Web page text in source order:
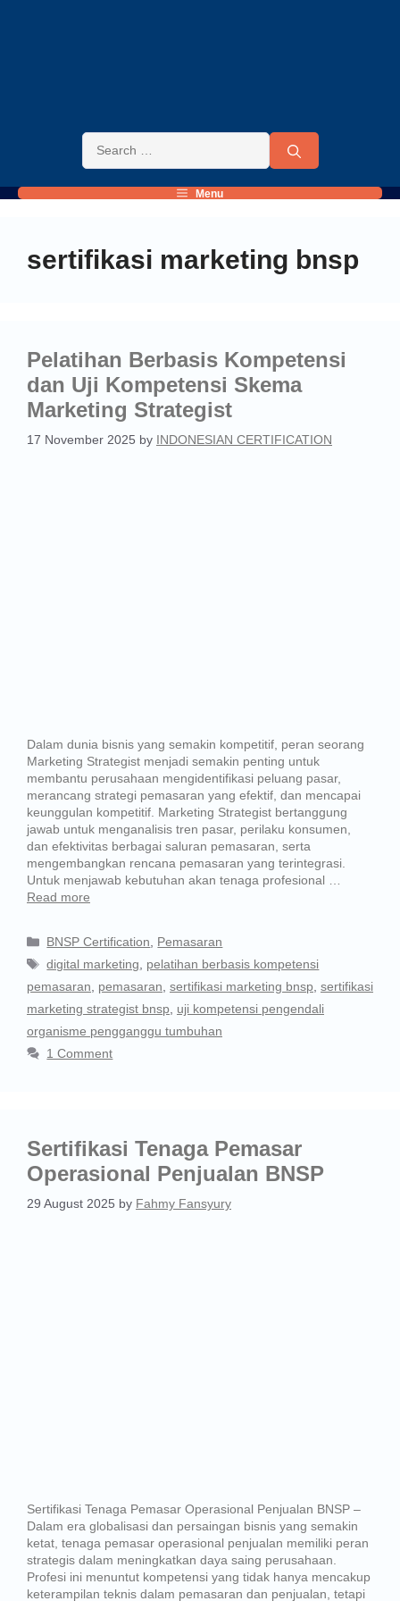
Menu
sertifikasi marketing bnsp
Pelatihan Berbasis Kompetensi
dan Uji Kompetensi Skema
Marketing Strategist
17 November 2025 by INDONESIAN CERTIFICATION
Dalam dunia bisnis yang semakin kompetitif, peran seorang
Marketing Strategist menjadi semakin penting untuk
membantu perusahaan mengidentifikasi peluang pasar,
merancang strategi pemasaran yang efektif, dan mencapai
keunggulan kompetitif. Marketing Strategist bertanggung
jawab untuk menganalisis tren pasar, perilaku konsumen,
dan efektivitas berbagai saluran pemasaran, serta
mengembangkan rencana pemasaran yang terintegrasi.
Untuk menjawab kebutuhan akan tenaga profesional …
Read more
BNSP Certification, Pemasaran
digital marketing, pelatihan berbasis kompetensi
pemasaran, pemasaran, sertifikasi marketing bnsp, sertifikasi
marketing strategist bnsp, uji kompetensi pengendali
organisme pengganggu tumbuhan
1 Comment
Sertifikasi Tenaga Pemasar
Operasional Penjualan BNSP
29 August 2025 by Fahmy Fansyury
Sertifikasi Tenaga Pemasar Operasional Penjualan BNSP –
Dalam era globalisasi dan persaingan bisnis yang semakin
ketat, tenaga pemasar operasional penjualan memiliki peran
strategis dalam meningkatkan daya saing perusahaan.
Profesi ini menuntut kompetensi yang tidak hanya mencakup
keterampilan teknis dalam pemasaran dan penjualan, tetapi